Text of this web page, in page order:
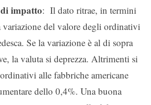
impatto: Il dato ritrae, in termini
variazione del valore degli ordinativi
Se la variazione è al di sopra
la valuta si deprezza. Altrimenti si
alle fabbriche americane
dello 0,4%. Una buona